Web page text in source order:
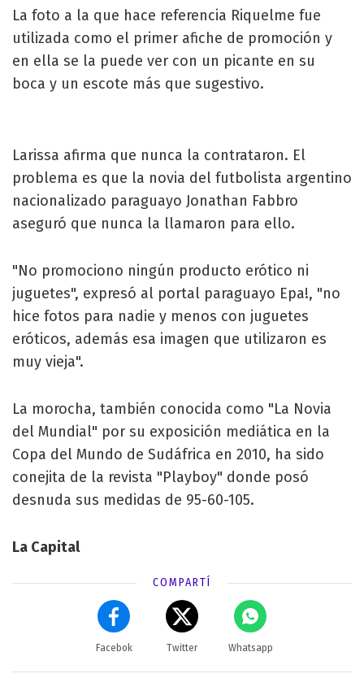
La foto a la que hace referencia Riquelme fue
utilizada como el primer afiche de promoción y
en ella se la puede ver con un picante en su
boca y un escote más que sugestivo.
Larissa afirma que nunca la contrataron. El
problema es que la novia del futbolista argentino
nacionalizado paraguayo Jonathan Fabbro
aseguró que nunca la llamaron para ello.
"No promociono ningún producto erótico ni
juguetes", expresó al portal paraguayo Epa!, "no
hice fotos para nadie y menos con juguetes
eróticos, además esa imagen que utilizaron es
muy vieja".
La morocha, también conocida como "La Novia
del Mundial" por su exposición mediática en la
Copa del Mundo de Sudáfrica en 2010, ha sido
conejita de la revista "Playboy" donde posó
desnuda sus medidas de 95-60-105.
La Capital
COMPARTÍ
Facebok Twitter Whatsapp